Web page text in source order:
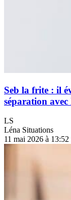
Seb la frite : il
séparation
LS
Léna Situations
11 mai 2026 à 13:52